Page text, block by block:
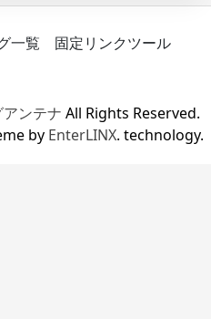
一覧
固定リンクツール
ンテナ All Rights Reserved.
by EnterLINX. technology.